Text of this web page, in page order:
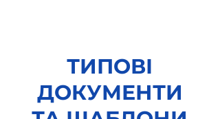
ТИПОВІ
ДОКУМЕНТИ